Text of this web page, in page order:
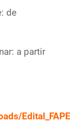
de
a partir